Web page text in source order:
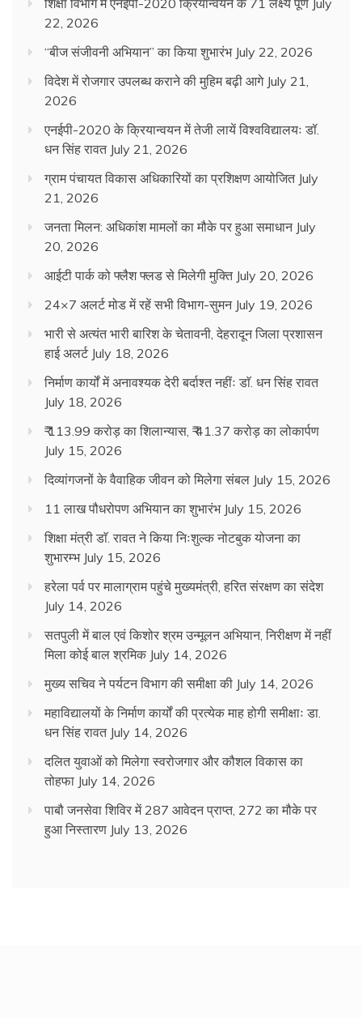
शिक्षा विभाग में एनईपी-2020 क्रियान्वयन के 71 लक्ष्य पूर्ण July
22, 2026
“बीज संजीवनी अभियान” का किया शुभारंभ July 22, 2026
विदेश में रोजगार उपलब्ध कराने की मुहिम बढ़ी आगे July 21,
2026
एनईपी-2020 के क्रियान्वयन में तेजी लायें विश्वविद्यालयः डॉ.
धन सिंह रावत July 21, 2026
ग्राम पंचायत विकास अधिकारियों का प्रशिक्षण आयोजित July
21, 2026
जनता मिलन: अधिकांश मामलों का मौके पर हुआ समाधान July
20, 2026
आईटी पार्क को फ्लैश फ्लड से मिलेगी मुक्ति July 20, 2026
24×7 अलर्ट मोड में रहें सभी विभाग-सुमन July 19, 2026
भारी से अत्यंत भारी बारिश के चेतावनी, देहरादून जिला प्रशासन
हाई अलर्ट July 18, 2026
निर्माण कार्यों में अनावश्यक देरी बर्दाश्त नहींः डाॅ. धन सिंह रावत
July 18, 2026
₹ 113.99 करोड़ का शिलान्यास, ₹ 41.37 करोड़ का लोकार्पण
July 15, 2026
दिव्यांगजनों के वैवाहिक जीवन को मिलेगा संबल July 15, 2026
11 लाख पौधरोपण अभियान का शुभारंभ July 15, 2026
शिक्षा मंत्री डाॅ. रावत ने किया निःशुल्क नोटबुक योजना का
शुभारम्भ July 15, 2026
हरेला पर्व पर मालाग्राम पहुंचे मुख्यमंत्री, हरित संरक्षण का संदेश
July 14, 2026
सतपुली में बाल एवं किशोर श्रम उन्मूलन अभियान, निरीक्षण में नहीं
मिला कोई बाल श्रमिक July 14, 2026
मुख्य सचिव ने पर्यटन विभाग की समीक्षा की July 14, 2026
महाविद्यालयों के निर्माण कार्यों की प्रत्येक माह होगी समीक्षाः डा.
धन सिंह रावत July 14, 2026
दलित युवाओं को मिलेगा स्वरोजगार और कौशल विकास का
तोहफा July 14, 2026
पाबौ जनसेवा शिविर में 287 आवेदन प्राप्त, 272 का मौके पर
हुआ निस्तारण July 13, 2026